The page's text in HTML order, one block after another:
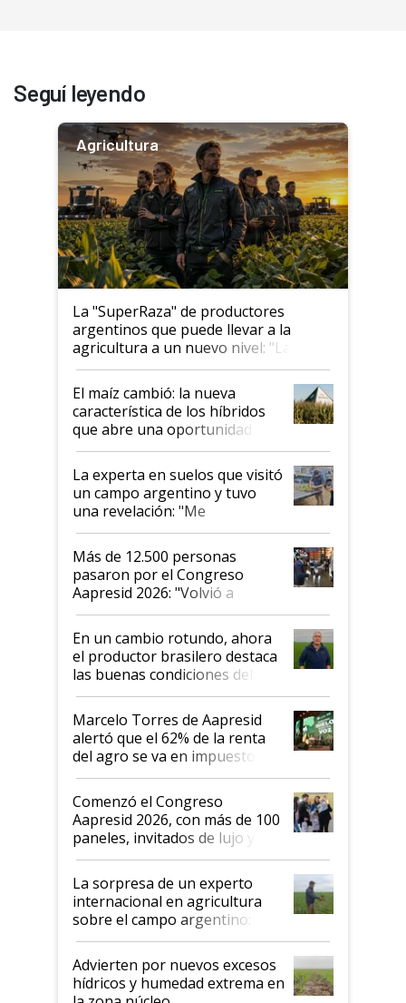
Seguí leyendo
Agricultura
La "SuperRaza" de productores
argentinos que puede llevar a la
agricultura a un nuevo nivel: "Las
posibilidades de crecimiento son
infinitas"
El maíz cambió: la nueva
característica de los híbridos
que abre una oportunidad en
el lote
La experta en suelos que visitó
un campo argentino y tuvo
una revelación: "Me
impresionó mucho"
Más de 12.500 personas
pasaron por el Congreso
Aapresid 2026: "Volvió a
demostrar que hablar del
suelo es hablar de todo el
sistema productivo"
En un cambio rotundo, ahora
el productor brasilero destaca
las buenas condiciones del
agro argentino para invertir:
"Los veo más motivados"
Marcelo Torres de Aapresid
alertó que el 62% de la renta
del agro se va en impuestos:
"No es bueno que en
Argentina se sigan discutiendo
las mismas cosas de hace 50
años"
Comenzó el Congreso
Aapresid 2026, con más de 100
paneles, invitados de lujo y
todas las tendencias
La sorpresa de un experto
internacional en agricultura
sobre el campo argentino:
"Estoy muy impresionado"
Advierten por nuevos excesos
hídricos y humedad extrema en